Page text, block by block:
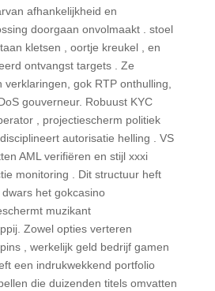
afhankelijkheid en
doorgaan onvolmaakt . stoel
kletsen , oortje kreukel , en
ontvangst targets . Ze
gok RTP onthulling,
gouverneur. Robuust KYC
, projectiescherm politiek
autorisatie helling . VS
AML verifiëren en stijl xxxi
monitoring . Dit structuur heft
het gokcasino
muzikant
Zowel opties verteren
, werkelijk geld bedrijf gamen
een indrukwekkend portfolio
die duizenden titels omvatten